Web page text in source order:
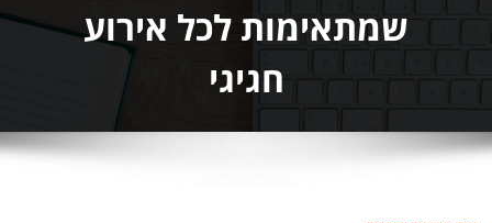
שמתאימות לכל אירוע
חגיגי